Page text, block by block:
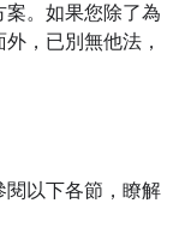
案。如果您除了為
，已別無他法，
閱以下各節，瞭解